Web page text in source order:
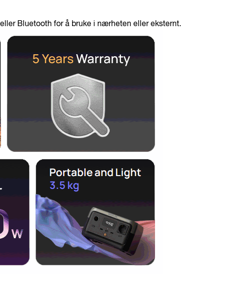
Bluetooth for å bruke i nærheten eller eksternt.